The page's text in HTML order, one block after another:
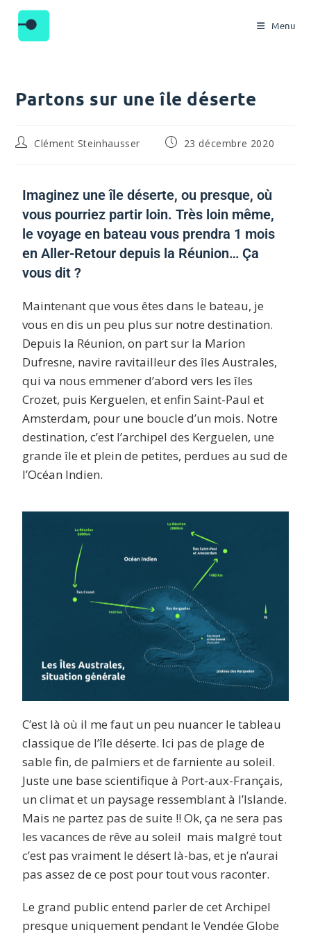
Menu
Partons sur une île déserte
Clément Steinhausser 23 décembre 2020
Imaginez une île déserte, ou presque, où
vous pourriez partir loin. Très loin même,
le voyage en bateau vous prendra 1 mois
en Aller-Retour depuis la Réunion… Ça
vous dit ?
Maintenant que vous êtes dans le bateau, je
vous en dis un peu plus sur notre destination.
Depuis la Réunion, on part sur la Marion
Dufresne, navire ravitailleur des îles Australes,
qui va nous emmener d’abord vers les îles
Crozet, puis Kerguelen, et enfin Saint-Paul et
Amsterdam, pour une boucle d’un mois. Notre
destination, c’est l’archipel des Kerguelen, une
grande île et plein de petites, perdues au sud de
l’Océan Indien.
C’est là où il me faut un peu nuancer le tableau
classique de l’île déserte. Ici pas de plage de
sable fin, de palmiers et de farniente au soleil.
Juste une base scientifique à Port-aux-Français,
un climat et un paysage ressemblant à l’Islande.
Mais ne partez pas de suite !! Ok, ça ne sera pas
les vacances de rêve au soleil mais malgré tout
c’est pas vraiment le désert là-bas, et je n’aurai
pas assez de ce post pour tout vous raconter.
Le grand public entend parler de cet Archipel
presque uniquement pendant leVendée Globe